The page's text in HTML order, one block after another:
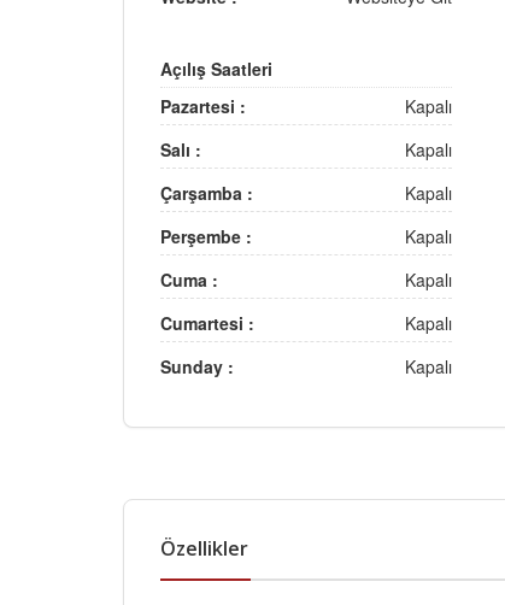
Açılış Saatleri
Pazartesi :
Kapalı
Salı :
Kapalı
Çarşamba :
Kapalı
Perşembe :
Kapalı
Cuma :
Kapalı
Cumartesi :
Kapalı
Sunday :
Kapalı
Özellikler